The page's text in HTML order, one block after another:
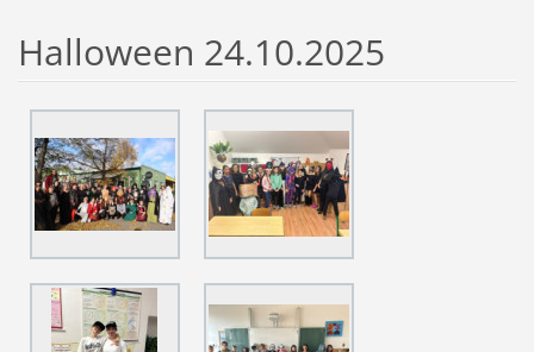
Halloween 24.10.2025